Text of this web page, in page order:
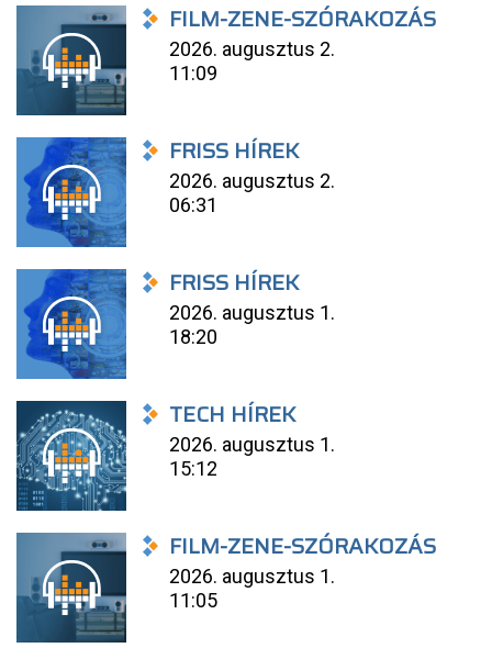
FILM-ZENE-SZÓRAKOZÁS
2026. augusztus 2.
11:09
FRISS HÍREK
2026. augusztus 2.
06:31
FRISS HÍREK
2026. augusztus 1.
18:20
TECH HÍREK
2026. augusztus 1.
15:12
FILM-ZENE-SZÓRAKOZÁS
2026. augusztus 1.
11:05